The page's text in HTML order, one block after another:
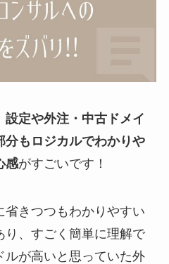
設定や外注・中古ドメイ
分もロジカルでわかりや
感がすごいです！
省きつつもわかりやすい
り、すごく簡単に理解で
ルが高いと思っていた外